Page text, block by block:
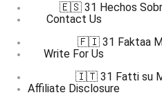
Contact Us
Write For Us
Affiliate Disclosure
🇪🇸 31 Hechos
🇫🇮 31 Faktaa
🇮🇹 31 Fatti su